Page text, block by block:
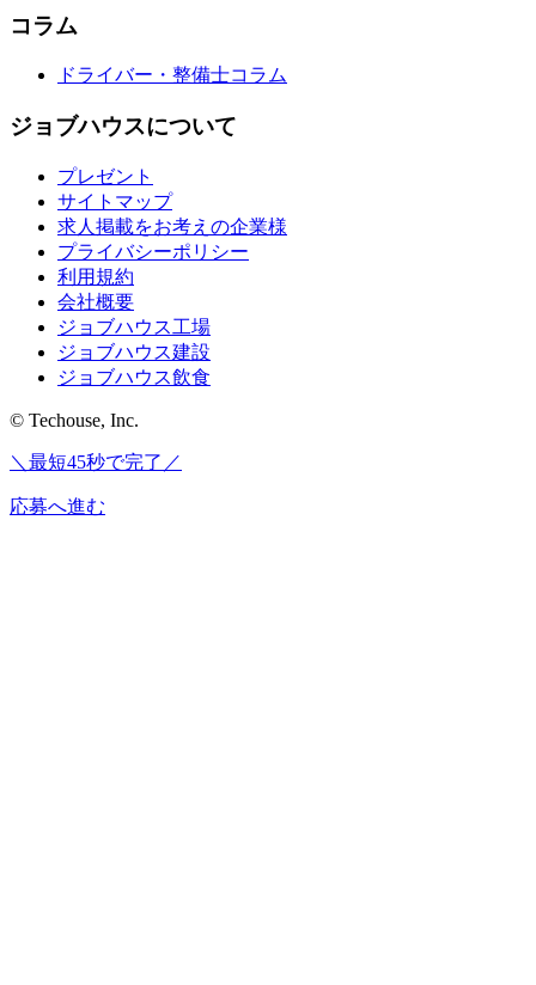
コラム
ドライバー・整備士コラム
ジョブハウスについて
プレゼント
サイトマップ
求人掲載をお考えの企業様
プライバシーポリシー
利用規約
会社概要
ジョブハウス工場
ジョブハウス建設
ジョブハウス飲食
© Techouse, Inc.
＼最短45秒で完了／
応募へ進む